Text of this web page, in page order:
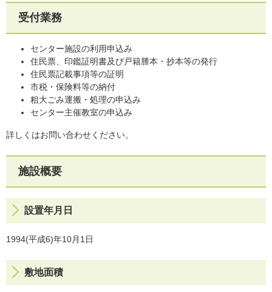
受付業務
センター施設の利用申込み
住民票、印鑑証明書及び戸籍謄本・抄本等の発行
住民票記載事項等の証明
市税・保険料等の納付
粗大ごみ運搬・処理の申込み
センター主催教室の申込み
詳しくはお問い合わせください。
施設概要
設置年月日
1994(平成6)年10月1日
敷地面積